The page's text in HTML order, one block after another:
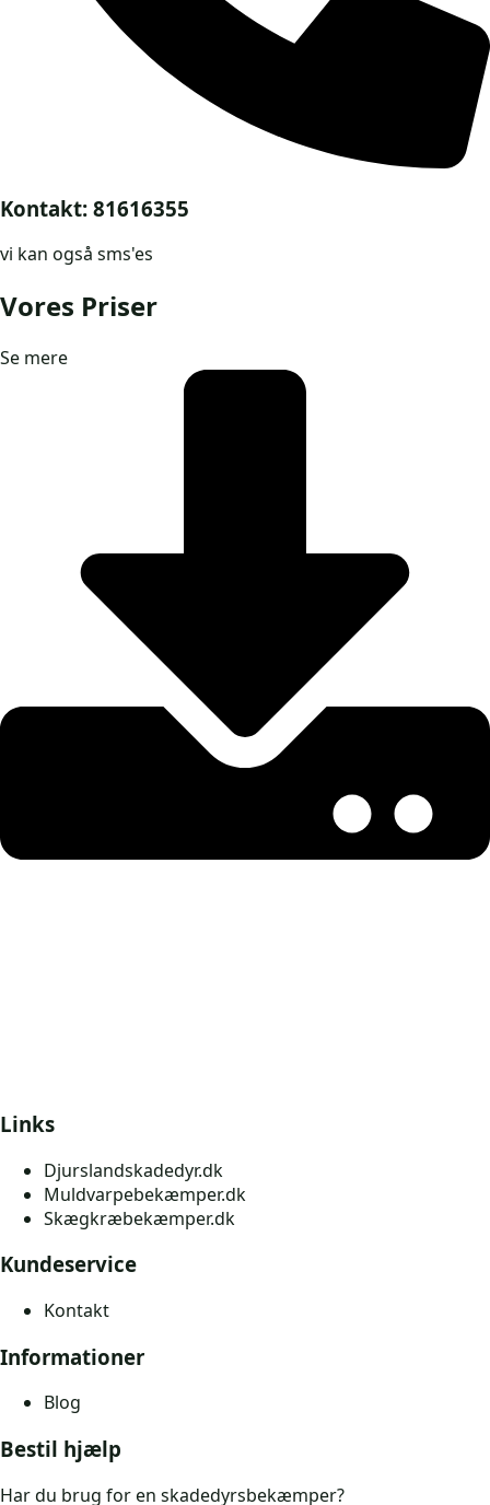
Kontakt: 81616355
vi kan også sms'es
Vores Priser
Se mere
Links
Djurslandskadedyr.dk
Muldvarpebekæmper.dk
Skægkræbekæmper.dk
Kundeservice
Kontakt
Informationer
Blog
Bestil hjælp
Har du brug for en skadedyrsbekæmper?